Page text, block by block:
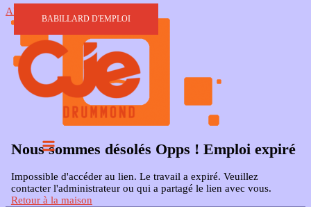
Aller au contenu
BABILLARD D'EMPLOI
Nous sommes désolés Opps ! Emploi expiré
Impossible d'accéder au lien. Le travail a expiré. Veuillez
contacter l'administrateur ou qui a partagé le lien avec vous.
Retour à la maison